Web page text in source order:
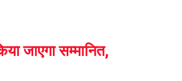
जाएगा सम्मानित,